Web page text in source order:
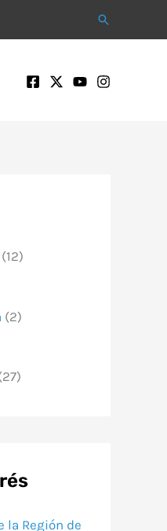
Buscar
(12)
(2)
la Región de